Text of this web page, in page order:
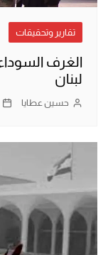
تقارير وتحقيقات
الغرف
لبنان
حسين عطايا